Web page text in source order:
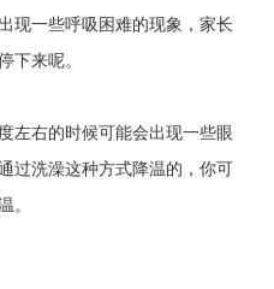
现一些呼吸困难的现象，家长
下来呢。
左右的时候可能会出现一些眼
过洗澡这种方式降温的，你可
。